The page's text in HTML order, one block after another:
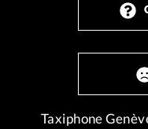
Taxiphone